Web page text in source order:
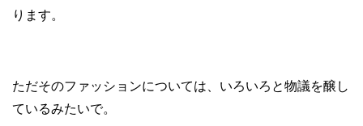
ります。
ただそのファッションについては、いろいろと物議を醸し
ているみたいで。